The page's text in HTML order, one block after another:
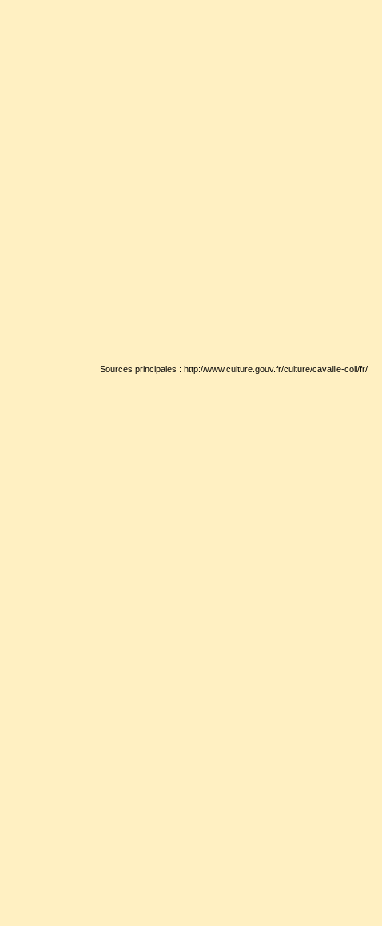
Sources principales : http://www.culture.gouv.fr/culture/cavaille-coll/fr/